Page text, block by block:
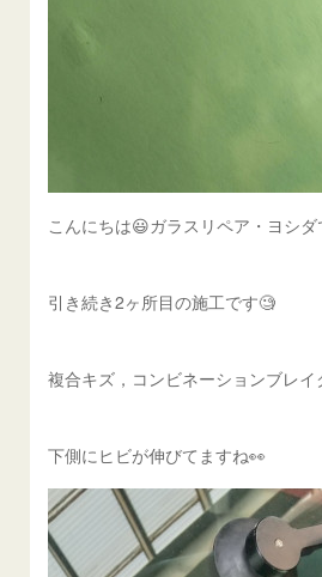
こんにちは😃ガラスリペア・ヨシ
引き続き2ヶ所目の施工です🧐
複合キズ，コンビネーションブレイ
下側にヒビが伸びてますね👀